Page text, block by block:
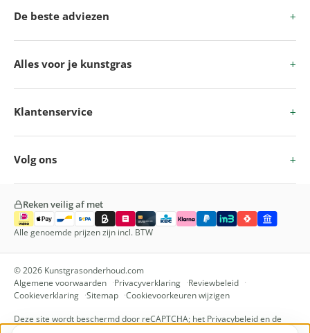
De beste adviezen
Alles voor je kunstgras
Klantenservice
Volg ons
© 2026 Kunstgrasonderhoud.com
Algemene voorwaarden
Privacyverklaring
Reviewbeleid
Cookieverklaring
Sitemap
Cookievoorkeuren wijzigen
Deze site wordt beschermd door reCAPTCHA; het Privacybeleiden de
Reken veilig af met
Alle genoemde prijzen zijn incl. BTW